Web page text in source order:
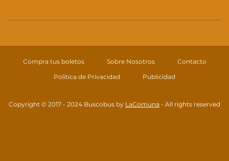
Compra tus boletos Sobre Nosotros
Contacto
Política de Privacidad
Publicidad
Copyright © 2017 - 2024 Buscobus by LaComuna - All rights reserved